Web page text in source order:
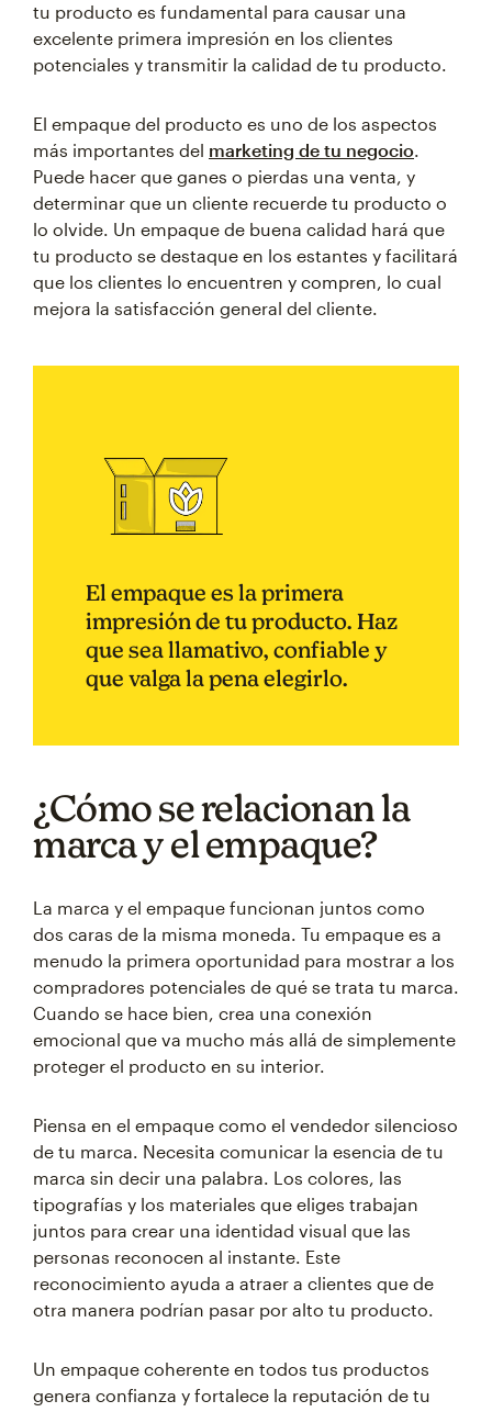
tu producto es fundamental para causar una
excelente primera impresión en los clientes
potenciales y transmitir la calidad de tu producto.
El empaque del producto es uno de los aspectos
más importantes del marketing de tu negocio.
Puede hacer que ganes o pierdas una venta, y
determinar que un cliente recuerde tu producto o
lo olvide. Un empaque de buena calidad hará que
tu producto se destaque en los estantes y facilitará
que los clientes lo encuentren y compren, lo cual
mejora la satisfacción general del cliente.
El empaque es la primera
impresión de tu producto. Haz
que sea llamativo, confiable y
que valga la pena elegirlo.
¿Cómo se relacionan la
marca y el empaque?
La marca y el empaque funcionan juntos como
dos caras de la misma moneda. Tu empaque es a
menudo la primera oportunidad para mostrar a los
compradores potenciales de qué se trata tu marca.
Cuando se hace bien, crea una conexión
emocional que va mucho más allá de simplemente
proteger el producto en su interior.
Piensa en el empaque como el vendedor silencioso
de tu marca. Necesita comunicar la esencia de tu
marca sin decir una palabra. Los colores, las
tipografías y los materiales que eliges trabajan
juntos para crear una identidad visual que las
personas reconocen al instante. Este
reconocimiento ayuda a atraer a clientes que de
otra manera podrían pasar por alto tu producto.
Un empaque coherente en todos tus productos
genera confianza y fortalece la reputación de tu